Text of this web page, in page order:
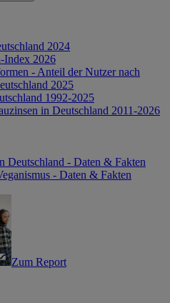
2024
2026
- Anteil der Nutzer nach
2025
1992-2025
in Deutschland 2011-2026
Deutschland - Daten & Fakten
- Daten & Fakten
Zum Report